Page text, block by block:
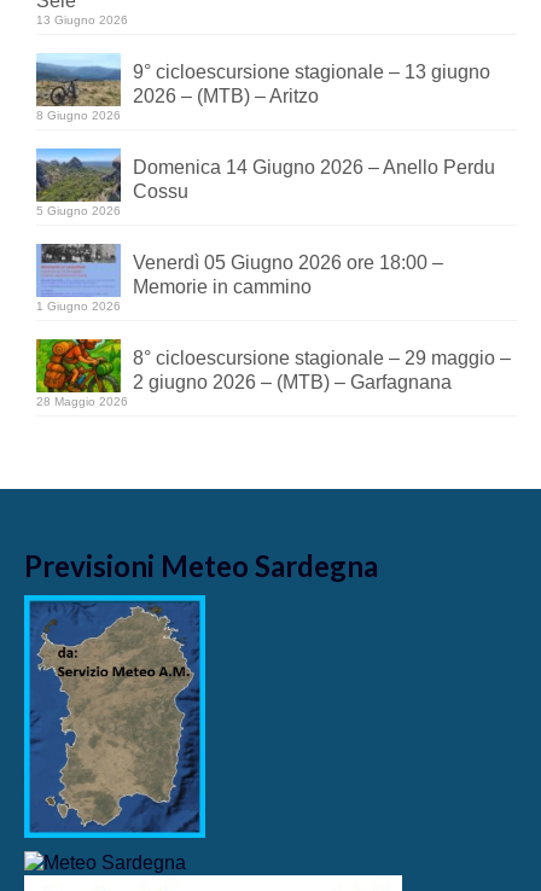
13 Giugno 2026
9° cicloescursione stagionale – 13 giugno
2026 – (MTB) – Aritzo
8 Giugno 2026
Domenica 14 Giugno 2026 – Anello Perdu
Cossu
5 Giugno 2026
Venerdì 05 Giugno 2026 ore 18:00 –
Memorie in cammino
1 Giugno 2026
8° cicloescursione stagionale – 29 maggio –
2 giugno 2026 – (MTB) – Garfagnana
28 Maggio 2026
Previsioni Meteo Sardegna